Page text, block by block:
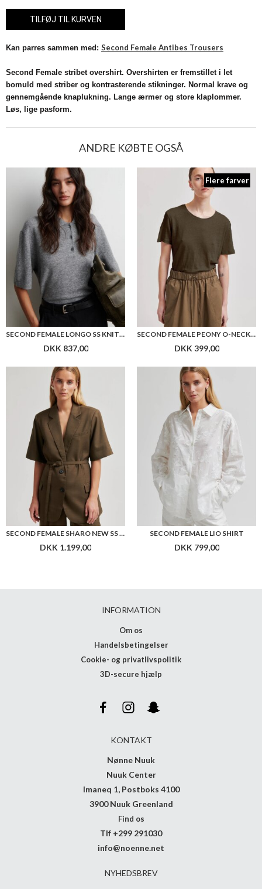
Kan parres sammen med: Second Female Antibes Trousers
Second Female stribet overshirt. Overshirten er fremstillet i let
bomuld med striber og kontrasterende stikninger. Normal krave og
gennemgående knaplukning. Lange ærmer og store klaplommer.
Løs, lige pasform.
ANDRE KØBTE OGSÅ
SECOND FEMALE LONGO SS KNIT COLLAR
DKK 837,00
Flere farver
SECOND FEMALE PEONY O-NECK NEW TEE
DKK 399,00
SECOND FEMALE SHARO NEW SS BLAZER
DKK 1.199,00
SECOND FEMALE LIO SHIRT
DKK 799,00
INFORMATION
Om os
Handelsbetingelser
Cookie- og privatlivspolitik
3D-secure hjælp
KONTAKT
Nønne Nuuk
Nuuk Center
Imaneq 1, Postboks 4100
3900 Nuuk Greenland
Find os
Tlf +299 291030
info@noenne.net
NYHEDSBREV